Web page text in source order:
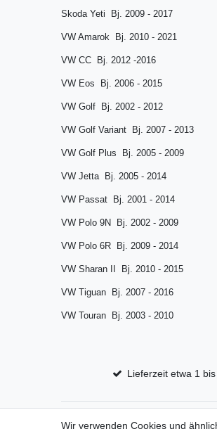
Skoda Yeti Bj. 2009 - 2017
VW Amarok Bj. 2010 - 2021
VW CC Bj. 2012 -2016
VW Eos Bj. 2006 - 2015
VW Golf Bj. 2002 - 2012
VW Golf Variant Bj. 2007 - 2013
VW Golf Plus Bj. 2005 - 2009
VW Jetta Bj. 2005 - 2014
VW Passat Bj. 2001 - 2014
VW Polo 9N Bj. 2002 - 2009
VW Polo 6R Bj. 2009 - 2014
VW Sharan II Bj. 2010 - 2015
VW Tiguan Bj. 2007 - 2016
VW Touran Bj. 2003 - 2010
Lieferzeit etwa 1
Wir verwenden Cookies und